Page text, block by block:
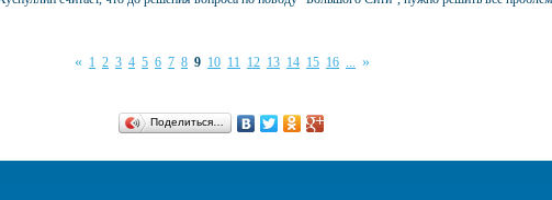
« 1 2 3 4 5 6 7 8 9 10 11 12 13 14 15 16 ... »
Поделиться…